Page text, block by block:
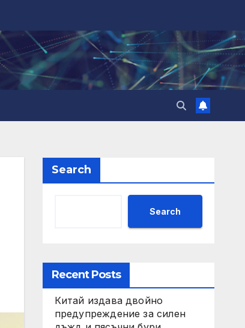
Search
Search
Recent Posts
Китай издава двойно
предупреждение за силен